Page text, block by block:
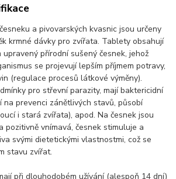
a pivovarských kvasnic jsou určeny
krmné dávky pro zvířata. Tablety obsahují
upravený přírodní sušený česnek, jehož
se projevují lepším příjmem potravy,
(regulace procesů látkové výměny).
pro střevní parazity, mají baktericidní
na prevenci zánětlivých stavů, působí
i stará zvířata), apod. Na česnek jsou
pozitivně vnímavá, česnek stimuluje a
svými dietetickými vlastnostmi, což se
stavu zvířat.
při dlouhodobém užívání (alespoň 14 dní)